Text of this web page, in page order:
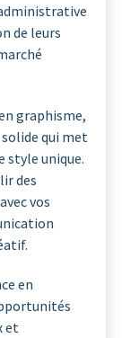
de leurs
graphisme,
qui met
style unique.
des
vos
en
et